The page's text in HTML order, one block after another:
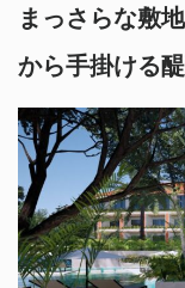
まっさらな敷
から手掛ける